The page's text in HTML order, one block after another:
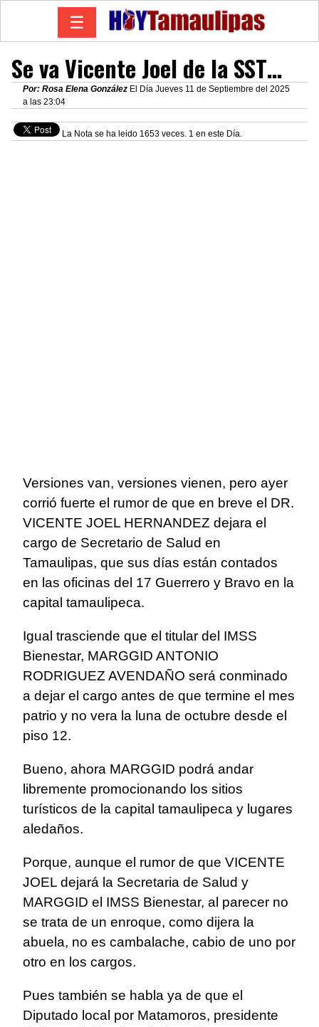
☰
Se va Vicente Joel de la SST…
Por: Rosa Elena González El Día Jueves 11 de Septiembre del 2025
a las 23:04
La Nota se ha leido 1653 veces. 1 en este Día.
Versiones van, versiones vienen, pero ayer
corrió fuerte el rumor de que en breve el DR.
VICENTE JOEL HERNANDEZ dejara el
cargo de Secretario de Salud en
Tamaulipas, que sus días están contados
en las oficinas del 17 Guerrero y Bravo en la
capital tamaulipeca.
Igual trasciende que el titular del IMSS
Bienestar, MARGGID ANTONIO
RODRIGUEZ AVENDAÑO será conminado
a dejar el cargo antes de que termine el mes
patrio y no vera la luna de octubre desde el
piso 12.
Bueno, ahora MARGGID podrá andar
libremente promocionando los sitios
turísticos de la capital tamaulipeca y lugares
aledaños.
Porque, aunque el rumor de que VICENTE
JOEL dejará la Secretaria de Salud y
MARGGID el IMSS Bienestar, al parecer no
se trata de un enroque, como dijera la
abuela, no es cambalache, cabio de uno por
otro en los cargos.
Pues también se habla ya de que el
Diputado local por Matamoros, presidente